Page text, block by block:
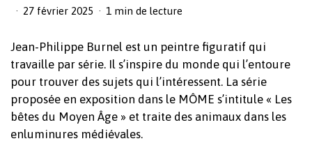
27 février 2025
1 min de lecture
Jean-Philippe Burnel est un peintre figuratif qui
travaille par série. Il s’inspire du monde qui l’entoure
pour trouver des sujets qui l’intéressent. La série
proposée en exposition dans le MÔME s’intitule « Les
bêtes du Moyen Âge » et traite des animaux dans les
enluminures médiévales.